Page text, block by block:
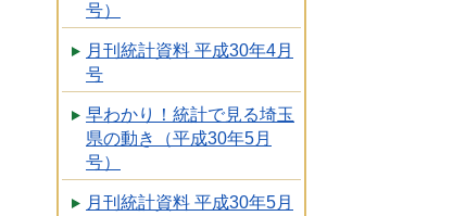
号）
月刊統計資料 平成30年4月
号
早わかり！統計で見る埼玉
県の動き（平成30年5月
号）
月刊統計資料 平成30年5月